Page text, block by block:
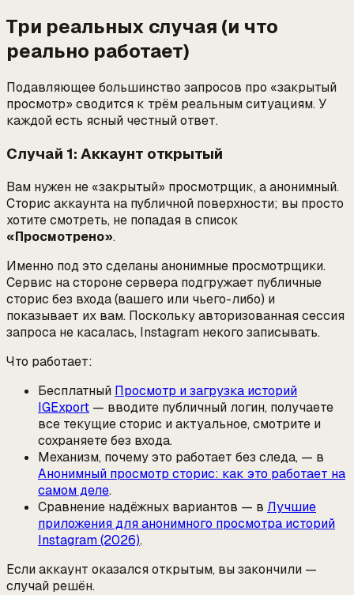
Три реальных случая (и что
реально работает)
Подавляющее большинство запросов про «закрытый
просмотр» сводится к трём реальным ситуациям. У
каждой есть ясный честный ответ.
Случай 1: Аккаунт открытый
Вам нужен не «закрытый» просмотрщик, аанонимный.
Сторис аккаунта на публичной поверхности; вы просто
хотите смотреть, не попадая в список
«Просмотрено».
Именно под это сделаны анонимные просмотрщики.
Сервис на стороне сервера подгружает публичные
сторис без входа (вашего или чьего-либо) и
показывает их вам. Поскольку авторизованная сессия
запроса не касалась, Instagram некого записывать.
Что работает:
Бесплатный Просмотр и загрузка историй
IGExport — вводите публичный логин, получаете
все текущие сторис и актуальное, смотрите и
сохраняете без входа.
Механизм, почему это работает без следа, — в
Анонимный просмотр сторис: как это работает на
самом деле.
Сравнение надёжных вариантов — в Лучшие
приложения для анонимного просмотра историй
Instagram (2026).
Если аккаунт оказался открытым, вы закончили —
случай решён.